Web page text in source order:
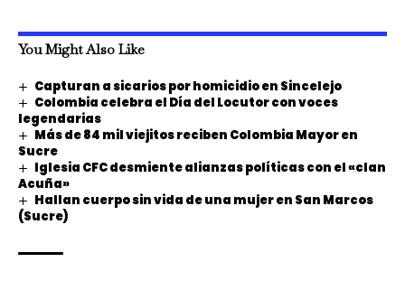
You Might Also Like
Capturan a sicarios por homicidio en Sincelejo
Colombia celebra el Día del Locutor con voces
legendarias
Más de 84 mil viejitos reciben Colombia Mayor en
Sucre
Iglesia CFC desmiente alianzas políticas con el «clan
Acuña»
Hallan cuerpo sin vida de una mujer en San Marcos
(Sucre)